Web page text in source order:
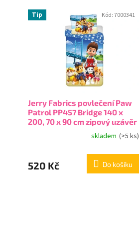
Tip
Jerry Fabrics povlečení Paw
Patrol PP457 Bridge 140 x
200, 70 x 90 cm zipový uzávěr
skladem (>5 ks)
520 Kč Do košíku
Kód:7000341